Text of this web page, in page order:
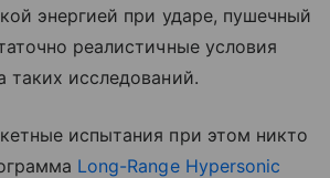
энергией при ударе, пушечный
реалистичные условия
таких исследований.
испытания при этом никто
Long-Range Hypersonic